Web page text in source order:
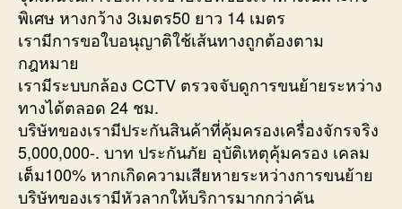
พิเศษ หางกว้าง 3เมตร50 ยาว 14 เมตร
เรามีการขอใบอนุญาติใช้เส้นทางถูกต้องตาม
กฎหมาย
เรามีระบบกล้อง CCTV ตรวจจับดูการขนย้ายระหว่าง
ทางได้ตลอด 24 ชม.
บริษัทของเรามีประกันสินค้าที่คุ้มครองเครื่องจักรจริง
5,000,000-. บาท ประกันภัย อุบัติเหตุคุ้มครอง เคลม
เต็ม100% หากเกิดความเสียหายระหว่างการขนย้าย
บริษัทของเรามีหัวลากให้บริการมากกว่าคัน